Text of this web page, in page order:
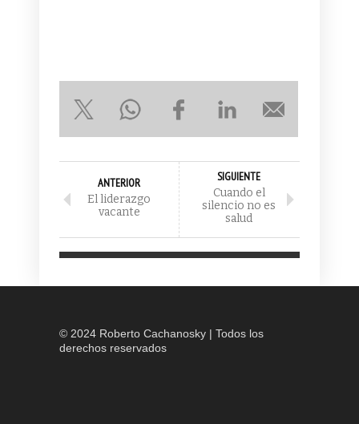
ANTERIOR
El liderazgo
vacante
SIGUIENTE
Cuando el
silencio no es
salud
© 2024 Roberto Cachanosky | Todos los
derechos reservados